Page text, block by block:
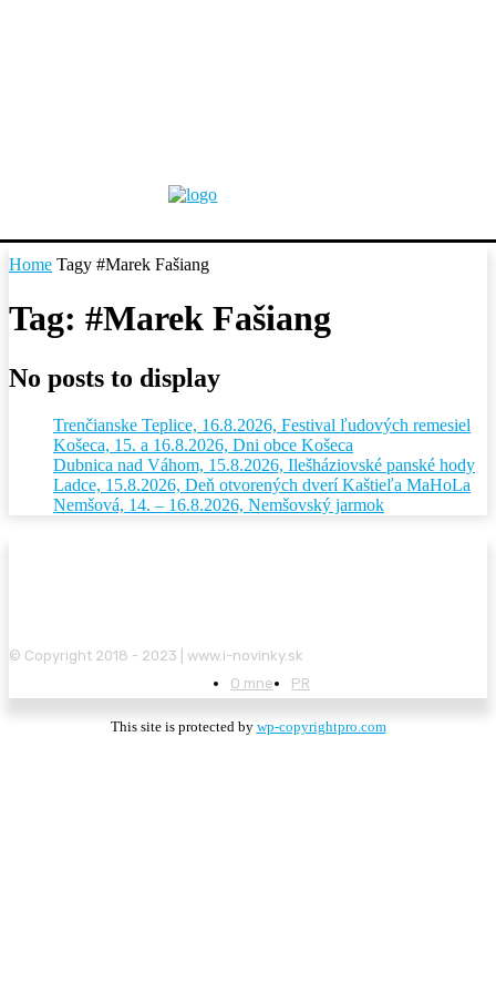
Home Tagy #Marek Fašiang
Tag: #Marek Fašiang
No posts to display
Trenčianske Teplice, 16.8.2026, Festival ľudových remesiel
Košeca, 15. a 16.8.2026, Dni obce Košeca
Dubnica nad Váhom, 15.8.2026, Ilešháziovské panské hody
Ladce, 15.8.2026, Deň otvorených dverí Kaštieľa MaHoLa
Nemšová, 14. – 16.8.2026, Nemšovský jarmok
© Copyright 2018 - 2023 | www.i-novinky.sk
O mne
PR
This site is protected by wp-copyrightpro.com